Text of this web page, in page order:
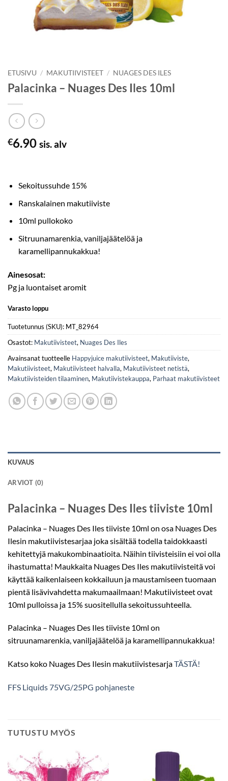
ETUSIVU / MAKUTIIVISTEET / NUAGES DES ILES
Palacinka – Nuages Des Iles 10ml
€6.90 sis. alv
Sekoitussuhde 15%
Ranskalainen makutiiviste
10ml pullokoko
Sitruunamarenkia, vaniljajäätelöä ja
karamellipannukakkua!
Ainesosat:
Pg ja luontaiset aromit
Varasto loppu
Tuotetunnus (SKU): MT_82964
Osastot: Makutiivisteet, Nuages Des Iles
Avainsanat tuotteelle Happyjuice makutiivisteet, Makutiiviste,
Makutiivisteet, Makutiivisteet halvalla, Makutiivisteet netistä,
Makutiivisteiden tilaaminen, Makutiivistekauppa, Parhaat makutiivisteet
KUVAUS
ARVIOT (0)
Palacinka – Nuages Des Iles tiiviste 10ml
Palacinka – Nuages Des Iles tiiviste 10ml on osa Nuages Des
Ilesin makutiivistesarjaa joka sisältää todella taidokkaasti
kehitettyjä makukombinaatioita. Näihin tiivisteisiin ei voi olla
ihastumatta! Maukkaita Nuages Des Iles makutiivisteitä voi
käyttää kaikenlaiseen kokkailuun ja maustamiseen tuomaan
pientä lisävivahdetta makumaailmaan! Makutiivisteet ovat
10ml pulloissa ja 15% suositellulla sekoitussuhteella.
Palacinka – Nuages Des Iles tiiviste 10ml on
sitruunamarenkia, vaniljajäätelöä ja karamellipannukakkua!
Katso koko Nuages Des Ilesin makutiivistesarjaTÄSTÄ!
FFS Liquids 75VG/25PG pohjaneste
TUTUSTU MYÖS